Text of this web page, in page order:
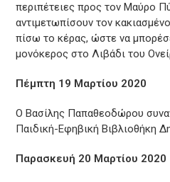
περιπέτειες προς τον Μαύρο
αντιμετωπίσουν τον
πίσω το κέρας, ώστε να
μονόκερος στο Λιβάδι του
Πέμπτη 19 Μαρτίου 2020
Ο Βασίλης Παπαθεοδώρου
Παιδική-Εφηβική Βιβλιοθήκη
Παρασκευή 20 Μαρτίου 2020